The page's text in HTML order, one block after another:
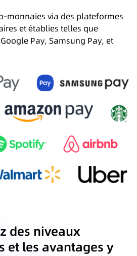
monnaies via des plateformes
et établies telles que
Pay, Samsung Pay, et
des niveaux
et les avantages y